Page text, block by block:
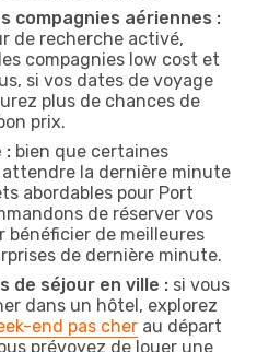
compagnies aériennes :
de recherche activé,
compagnies low cost et
si vos dates de voyage
plus de chances de
prix.
: bien que certaines
la dernière minute
abordables pour Port
de réserver vos
bénéficier de meilleures
de dernière minute.
de séjour en ville : si vous
dans un hôtel, explorez
end pas cher au départ
prévoyez de louer une